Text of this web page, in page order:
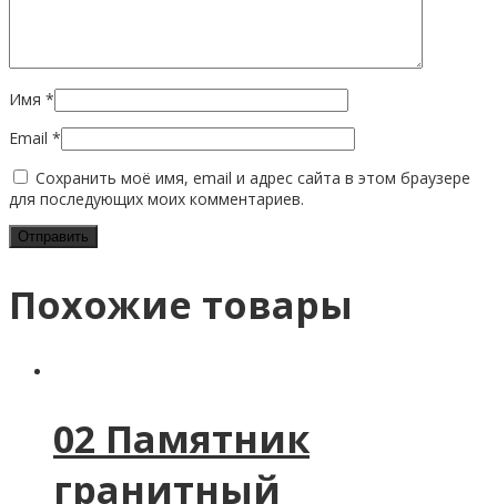
Имя *
Email *
Сохранить моё имя, email и адрес сайта в этом браузере
для последующих моих комментариев.
Похожие товары
02 Памятник
гранитный